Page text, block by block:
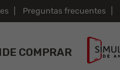
Preguntas frecuentes
COMPRAR